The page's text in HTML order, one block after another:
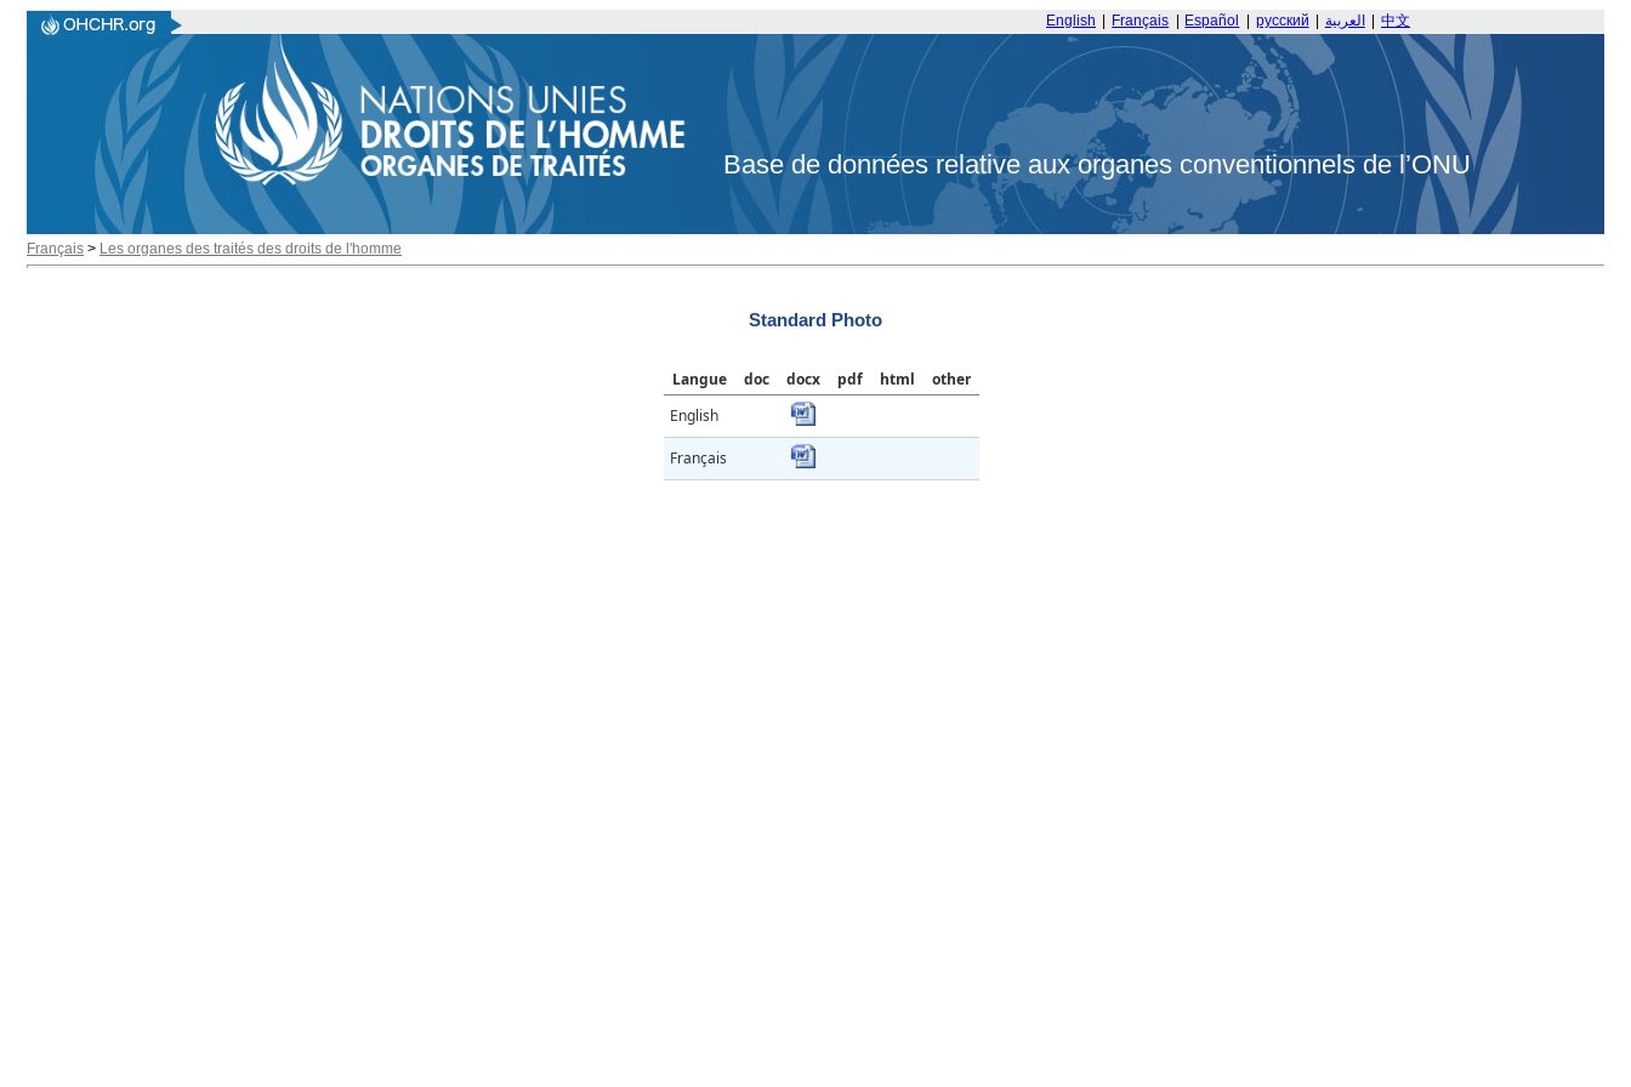
English Français Español русский العربية 中文
Base de données relative aux organes conventionnels de l’ONU
Français > Les organes des traités des droits de l'homme
Standard Photo
Langue doc docx pdf html
other
English
Français